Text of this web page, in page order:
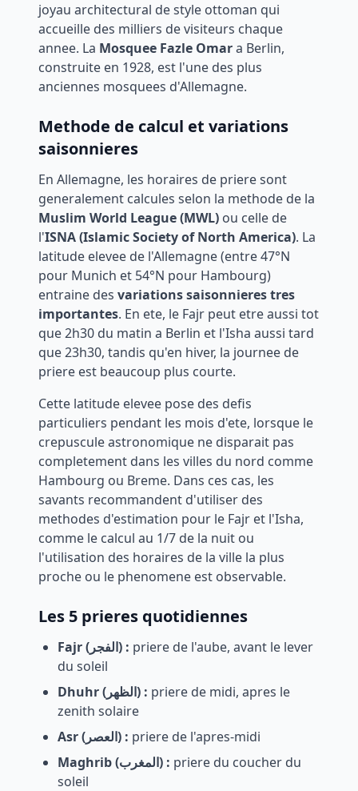
joyau architectural de style ottoman qui
accueille des milliers de visiteurs chaque
annee. La Mosquee Fazle Omara Berlin,
construite en 1928, est l'une des plus
anciennes mosquees d'Allemagne.
Methode de calcul et variations
saisonnieres
En Allemagne, les horaires de priere sont
generalement calcules selon la methode de la
Muslim World League (MWL) ou celle de
l'ISNA (Islamic Society of North America). La
latitude elevee de l'Allemagne (entre 47°N
pour Munich et 54°N pour Hambourg)
entraine des variations saisonnieres tres
importantes. En ete, le Fajr peut etre aussi tot
que 2h30 du matin a Berlin et l'Isha aussi tard
que 23h30, tandis qu'en hiver, la journee de
priere est beaucoup plus courte.
Cette latitude elevee pose des defis
particuliers pendant les mois d'ete, lorsque le
crepuscule astronomique ne disparait pas
completement dans les villes du nord comme
Hambourg ou Breme. Dans ces cas, les
savants recommandent d'utiliser des
methodes d'estimation pour le Fajr et l'Isha,
comme le calcul au 1/7 de la nuit ou
l'utilisation des horaires de la ville la plus
proche ou le phenomene est observable.
Les 5 prieres quotidiennes
Fajr (الفجر) : priere de l'aube, avant le lever
du soleil
Dhuhr (الظهر) : priere de midi, apres le
zenith solaire
Asr (العصر) : priere de l'apres-midi
Maghrib (المغرب) : priere du coucher du
soleil